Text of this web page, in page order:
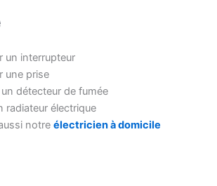
un interrupteur
une prise
détecteur de fumée
radiateur électrique
notre électricien à domicile